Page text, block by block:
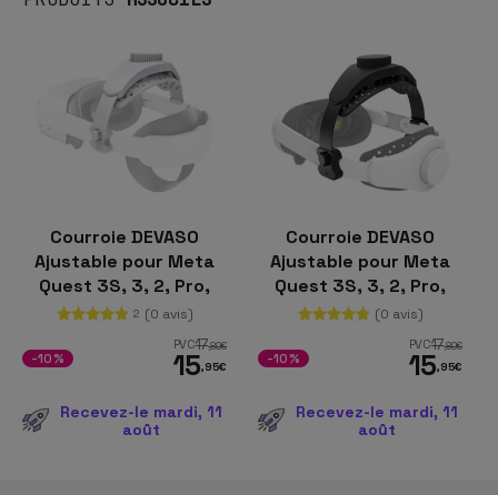
Courroie DEVASO
Ajustable pour Meta
Quest 3S, 3, 2, Pro,
Pico 4, Pico 4 Pro
2 (0 avis)
PVC17,80€
15,95€
-10%
Recevez-le mardi, 11
août
Courroie DEVASO
Ajustable pour Meta
Quest 3S, 3, 2, Pro,
Pico 4, Pico 4 Pro Noir-
Accessoires pour
(0 avis)
PVC17,80€
15,95€
-10%
Recevez-le mardi, 11
août